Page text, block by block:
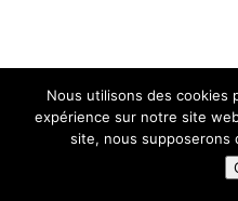
Nous utilisons des cookies
expérience sur notre site
site, nous supposerons